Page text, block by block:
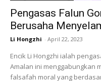
Pengasas Falun
Berusaha
Li Hongzhi - April 22, 2023
Encik Li Hongzhi ialah
Amalan ini menggabungkan
falsafah moral yang